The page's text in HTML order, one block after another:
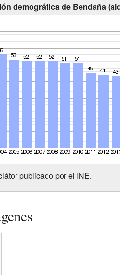
demográfica de Bendaña
publicado por el INE.